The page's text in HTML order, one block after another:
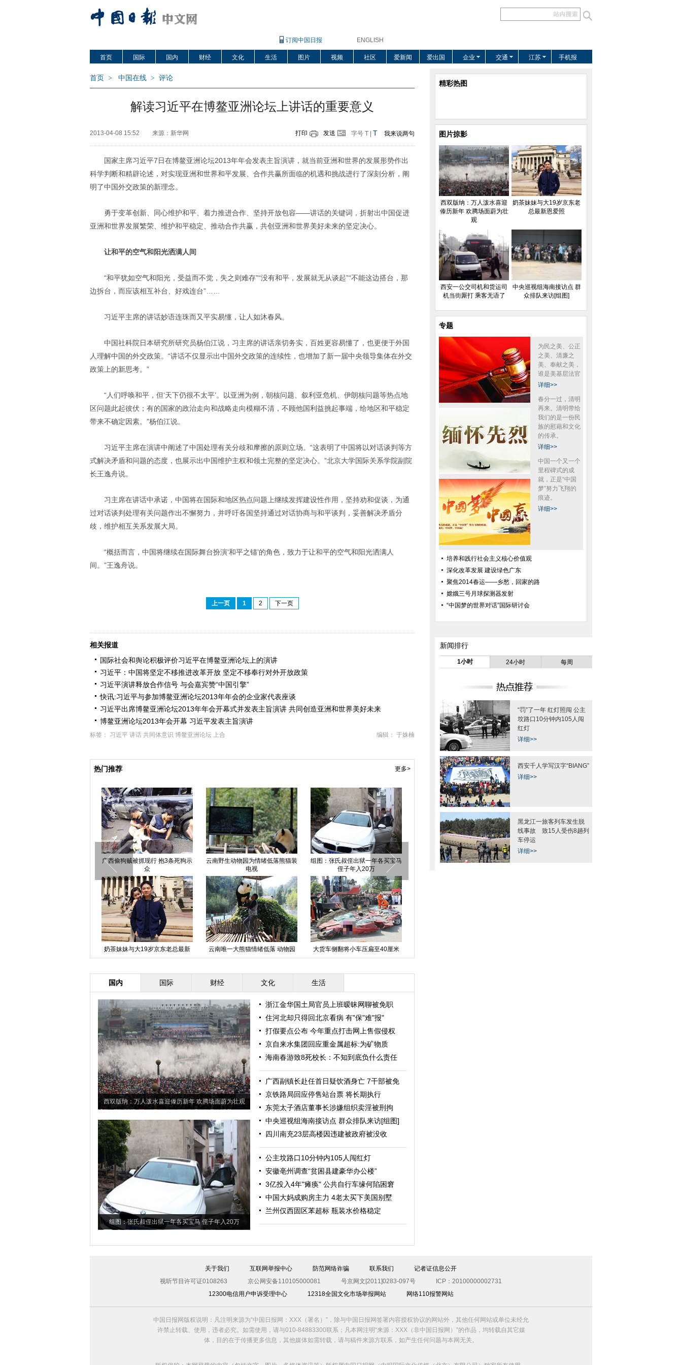
订阅中国日报 ENGLISH
首页 国际 国内 财经 文化 生活 图片 视频 社区 爱新闻 爱出国 企业 交通 江苏 手机报
首页 > 中国在线 > 评论
解读习近平在博鳌亚洲论坛上讲话的重要意义
2013-04-08 15:52 来源：新华网 打印 发送 字号 T T 我来说两句
国家主席习近平7日在博鳌亚洲论坛2013年年会发表主旨演讲，就当前亚洲和世界的发展形势作出
科学判断和精辟论述，对实现亚洲和世界和平发展、合作共赢所面临的机遇和挑战进行了深刻分析，阐
明了中国外交政策的新理念。
勇于变革创新、同心维护和平、着力推进合作、坚持开放包容——讲话的关键词，折射出中国促进
亚洲和世界发展繁荣、维护和平稳定、推动合作共赢，共创亚洲和世界美好未来的坚定决心。
让和平的空气和阳光洒满人间
“和平犹如空气和阳光，受益而不觉，失之则难存”“没有和平，发展就无从谈起”“不能这边搭台，那
边拆台，而应该相互补台、好戏连台”……
习近平主席的讲话妙语连珠而又平实易懂，让人如沐春风。
中国社科院日本研究所研究员杨伯江说，习主席的讲话亲切务实，百姓更容易懂了，也更便于外国
人理解中国的外交政策。“讲话不仅显示出中国外交政策的连续性，也增加了新一届中央领导集体在外交
政策上的新思考。”
“人们呼唤和平，但‘天下仍很不太平’。以亚洲为例，朝核问题、叙利亚危机、伊朗核问题等热点地
区问题此起彼伏；有的国家的政治走向和战略走向模糊不清，不顾他国利益挑起事端，给地区和平稳定
带来不确定因素。”杨伯江说。
习近平主席在演讲中阐述了中国处理有关分歧和摩擦的原则立场。“这表明了中国将以对话谈判等方
式解决矛盾和问题的态度，也展示出中国维护主权和领土完整的坚定决心。”北京大学国际关系学院副院
长王逸舟说。
习主席在讲话中承诺，中国将在国际和地区热点问题上继续发挥建设性作用，坚持劝和促谈，为通
过对话谈判处理有关问题作出不懈努力，并呼吁各国坚持通过对话协商与和平谈判，妥善解决矛盾分
歧，维护相互关系发展大局。
“概括而言，中国将继续在国际舞台扮演‘和平之锚’的角色，致力于让和平的空气和阳光洒满人
间。”王逸舟说。
上一页 1 2 下一页
相关报道
国际社会和舆论积极评价习近平在博鳌亚洲论坛上的演讲
习近平：中国将坚定不移推进改革开放 坚定不移奉行对外开放政策
习近平演讲释放合作信号 与会嘉宾赞“中国引擎”
快讯:习近平与参加博鳌亚洲论坛2013年年会的企业家代表座谈
习近平出席博鳌亚洲论坛2013年年会开幕式并发表主旨演讲 共同创造亚洲和世界美好未来
博鳌亚洲论坛2013年会开幕 习近平发表主旨演讲
编辑： 于姝楠
标签： 习近平 讲话 共同体意识 博鳌亚洲论坛 上合
热门推荐 更多>
广西偷狗贼被抓现行 抱3条死狗示
众
云南野生动物园为情绪低落熊猫装
电视
组图：张氏叔侄出狱一年各买宝马
侄子年入20万
奶茶妹妹与大19岁京东老总最新
恩爱照
云南唯一大熊猫情绪低落 动物园
想尽办法为其找乐
大货车侧翻将小车压扁至40厘米
（组图）
直击"4.07"曲靖东山煤矿透水事故
国内 国际 财经 文化 生活
西双版纳：万人泼水喜迎傣历新年 欢腾场面蔚为壮观
组图：张氏叔侄出狱一年各买宝马 侄子年入20万
浙江金华国土局官员上班暧昧网聊被免职
住河北却只得回北京看病 有"保"难"报"
打假要点公布 今年重点打击网上售假侵权
京自来水集团回应重金属超标:为矿物质
海南春游致8死校长：不知到底负什么责任
广西副镇长赴任首日疑饮酒身亡 7干部被免
京铁路局回应停售站台票 将长期执行
东莞太子酒店董事长涉嫌组织卖淫被刑拘
中央巡视组海南接访点 群众排队来访[组图]
四川南充23层高楼因违建被政府被没收
公主坟路口10分钟内105人闯红灯
安徽亳州调查“贫困县建豪华办公楼”
3亿投入4年"瘫痪" 公共自行车缘何陷困窘
中国大妈成购房主力 4老太买下美国别墅
兰州仅西固区苯超标 瓶装水价格稳定
精彩热图
图片掠影
西双版纳：万人泼水喜迎
傣历新年 欢腾场面蔚为壮
观
奶茶妹妹与大19岁京东老
总最新恩爱照
西安一公交司机和货运司
机当街厮打 乘客无语了
中央巡视组海南接访点 群
众排队来访[组图]
专题
为民之美、公正
之美、清廉之
美、奉献之美，
谁是美基层法官
详细>>
春分一过，清明
再来。清明带给
我们的是一份民
族的慰藉和文化
的传承。
详细>>
中国一个又一个
里程碑式的成
就，正是“中国
梦”努力飞翔的
痕迹。
详细>>
培养和践行社会主义核心价值观
深化改革发展 建设绿色广东
聚焦2014春运——乡愁，回家的路
嫦娥三号月球探测器发射
“中国梦的世界对话”国际研讨会
新闻排行
1小时 24小时 每周
“罚”了一年 红灯照闯 公主
坟路口10分钟内105人闯
红灯
详细>>
西安千人学写汉字“BIANG”
详细>>
黑龙江一旅客列车发生脱
线事故 致15人受伤8趟列
车停运
详细>>
关于我们 互联网举报中心 防范网络诈骗 联系我们
记者证信息公开
视听节目许可证0108263
京公网安备110105000081 号京网文[2011]0283-097号
ICP：20100000002731
12300电信用户申诉受理中心
12318全国文化市场举报网站 网络110报警网站
中国日报网版权说明：凡注明来源为“中国日报网：XXX（署名）”，除与中国日报网签署内容授权协议的网站外，其他任何网站或单位未经允
许禁止转载、使用，违者必究。如需使用，请与010-84883300联系；凡本网注明“来源：XXX（非中国日报网）”的作品，均转载自其它媒
体，目的在于传播更多信息，其他媒体如需转载，请与稿件来源方联系，如产生任何问题与本网无关。